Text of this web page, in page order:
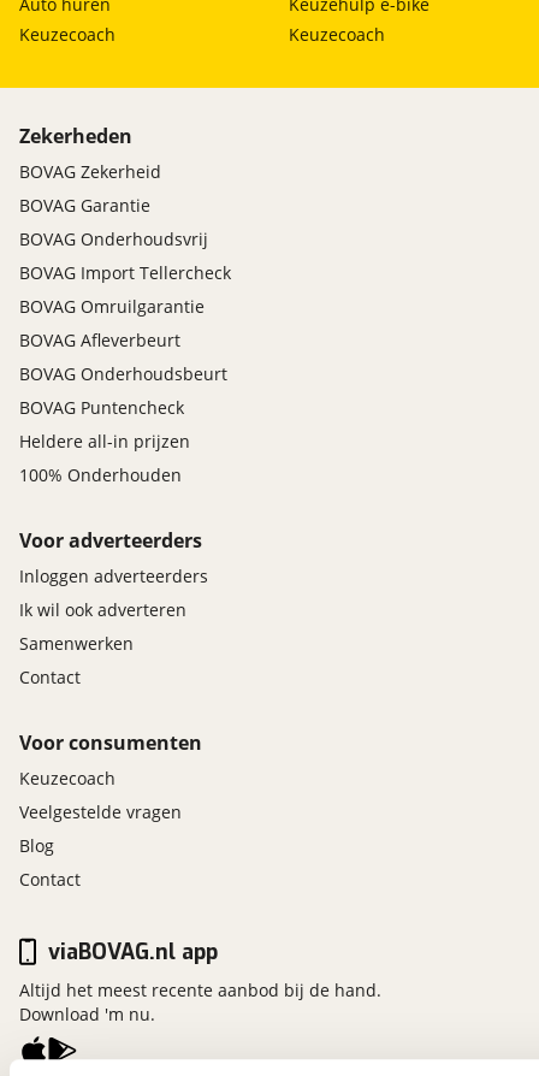
Auto huren
Keuzecoach
Keuzehulp e-bike
Keuzecoach
Zekerheden
BOVAG Zekerheid
BOVAG Garantie
BOVAG Onderhoudsvrij
BOVAG Import Tellercheck
BOVAG Omruilgarantie
BOVAG Afleverbeurt
BOVAG Onderhoudsbeurt
BOVAG Puntencheck
Heldere all-in prijzen
100% Onderhouden
Voor adverteerders
Inloggen adverteerders
Ik wil ook adverteren
Samenwerken
Contact
Voor consumenten
Keuzecoach
Veelgestelde vragen
Blog
Contact
viaBOVAG.nl app
Altijd het meest recente aanbod bij de hand.
Download 'm nu.